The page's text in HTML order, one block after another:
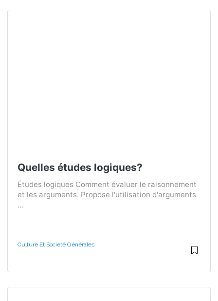
Quelles études logiques?
Études logiques Comment évaluer le raisonnement
et les arguments. Propose l'utilisation d'arguments
...
Culture Et Société Générales